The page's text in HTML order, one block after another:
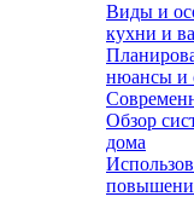
Виды и
кухни и
нюансы и
Обзор
дома